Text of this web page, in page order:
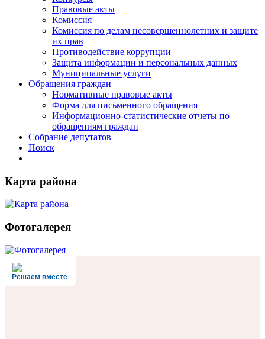
Правовые акты
Комиссия
Комиссия по делам несовершеннолетних и защите
их прав
Противодействие коррупции
Защита информации и персональных данных
Муниципальные услуги
Обращения граждан
Нормативные правовые акты
Форма для письменного обращения
Информационно-статистические отчеты по
обращениям граждан
Собрание депутатов
Поиск
Карта района
Фотогалерея
Решаем вместе